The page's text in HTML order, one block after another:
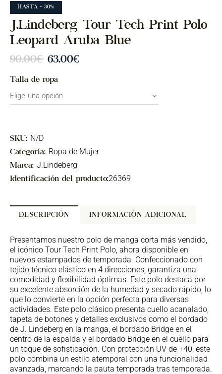
HASTA - 30%
J.Lindeberg Tour Tech Print Polo
Leopard Aruba Blue
90.00€ 63.00€
Talla de ropa
SKU: N/D
Categoría: Ropa de Mujer
Marca: J.Lindeberg
Identificación del producto:26369
DESCRIPCIÓN INFORMACIÓN ADICIONAL
Presentamos nuestro polo de manga corta más vendido,
el icónico Tour Tech Print Polo, ahora disponible en
nuevos estampados de temporada. Confeccionado con
tejido técnico elástico en 4 direcciones, garantiza una
comodidad y flexibilidad óptimas. Este polo destaca por
su excelente absorción de la humedad y secado rápido, lo
que lo convierte en la opción perfecta para diversas
actividades. Este polo clásico presenta cuello acanalado,
tapeta de botones y detalles exclusivos como el bordado
de J. Lindeberg en la manga, el bordado Bridge en el
centro de la espalda y el bordado Bridge en el cuello para
un toque de sofisticación. Con protección UV de +40, este
polo combina un estilo atemporal con una funcionalidad
avanzada, marcando la pauta temporada tras temporada.